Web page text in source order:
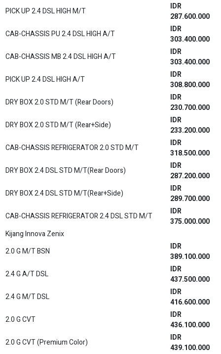
PICK UP 2.4 DSL HIGH M/T
IDR
287.600.000
CAB-CHASSIS PU 2.4 DSL HIGH A/T
IDR
303.400.000
CAB-CHASSIS MB 2.4 DSL HIGH A/T
IDR
303.400.000
PICK UP 2.4 DSL HIGH A/T
IDR
308.800.000
DRY BOX 2.0 STD M/T (Rear Doors)
IDR
230.700.000
DRY BOX 2.0 STD M/T (Rear+Side)
IDR
233.200.000
CAB-CHASSIS REFRIGERATOR 2.0 STD M/T
IDR
318.500.000
DRY BOX 2.4 DSL STD M/T(Rear Doors)
IDR
287.200.000
DRY BOX 2.4 DSL STD M/T(Rear+Side)
IDR
289.700.000
CAB-CHASSIS REFRIGERATOR 2.4 DSL STD M/T
IDR
375.000.000
Kijang Innova Zenix
2.0 G M/T BSN
IDR
389.100.000
2.4 G A/T DSL
IDR
437.500.000
2.4 G M/T DSL
IDR
416.600.000
2.0 G CVT
IDR
436.100.000
2.0 G CVT (Premium Color)
IDR
439.100.000